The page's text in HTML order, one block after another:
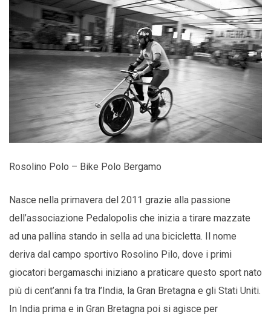
Rosolino Polo – Bike Polo Bergamo
Nasce nella primavera del 2011 grazie alla passione
dell’associazione Pedalopolis che inizia a tirare mazzate
ad una pallina stando in sella ad una bicicletta. Il nome
deriva dal campo sportivo Rosolino Pilo, dove i primi
giocatori bergamaschi iniziano a praticare questo sport nato
più di cent’anni fa tra l’India, la Gran Bretagna e gli Stati Uniti.
In India prima e in Gran Bretagna poi si agisce per